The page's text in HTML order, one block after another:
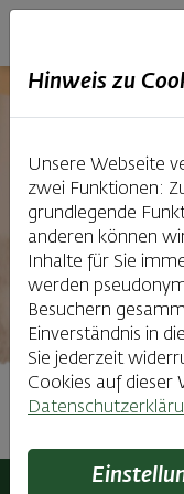
Haubiversum
Hinweis zu
Unsere Webseite
zwei Funktionen:
grundlegende
anderen können
Inhalte für Sie
werden
Besuchern
Einverständnis in
Sie jederzeit
Cookies auf dieser